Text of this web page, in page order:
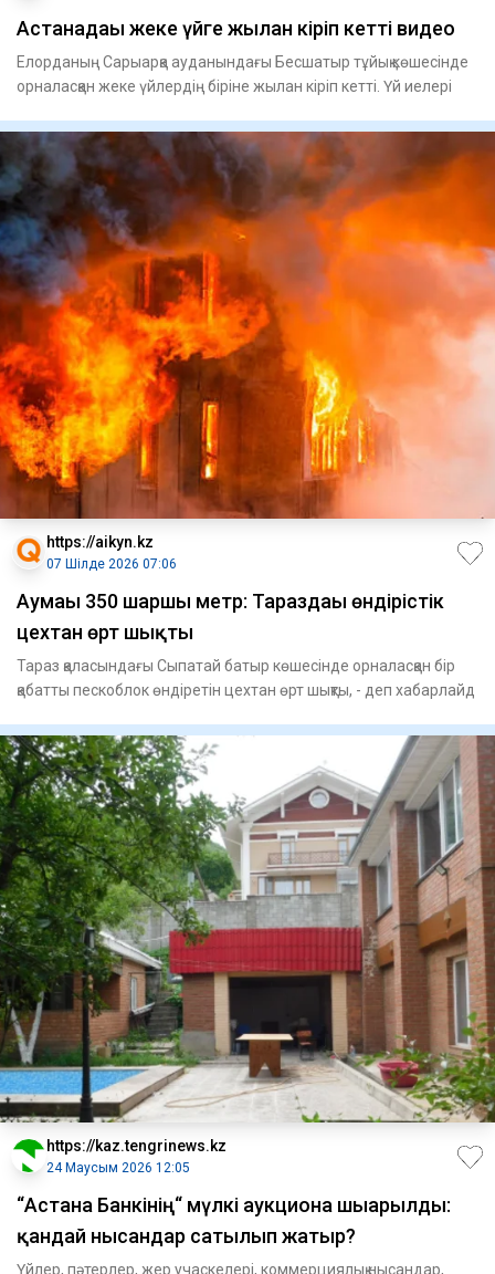
Астанадағы жеке үйге жылан кіріп кетті видео
Елорданың Сарыарқа ауданындағы Бесшатыр тұйық көшесінде
орналасқан жеке үйлердің біріне жылан кіріп кетті. Үй иелері
https://aikyn.kz
07 Шілде 2026 07:06
Аумағы 350 шаршы метр: Тараздағы өндірістік
цехтан өрт шықты
Тараз қаласындағы Сыпатай батыр көшесінде орналасқан бір
қабатты пескоблок өндіретін цехтан өрт шықты, - деп хабарлайд
https://kaz.tengrinews.kz
24 Маусым 2026 12:05
“Астана Банкінің“ мүлкі аукционға шығарылды:
қандай нысандар сатылып жатыр?
Үйлер, пәтерлер, жер учаскелері, коммерциялық нысандар,